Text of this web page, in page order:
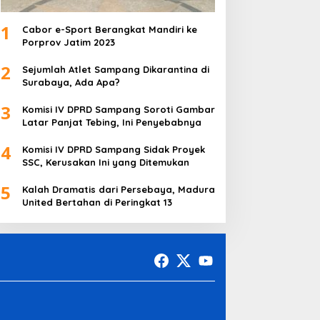
1
Cabor e-Sport Berangkat Mandiri ke
Porprov Jatim 2023
2
Sejumlah Atlet Sampang Dikarantina di
Surabaya, Ada Apa?
3
Komisi IV DPRD Sampang Soroti Gambar
Latar Panjat Tebing, Ini Penyebabnya
4
Komisi IV DPRD Sampang Sidak Proyek
SSC, Kerusakan Ini yang Ditemukan
5
Kalah Dramatis dari Persebaya, Madura
United Bertahan di Peringkat 13